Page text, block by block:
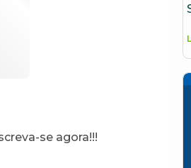
se agora!!!